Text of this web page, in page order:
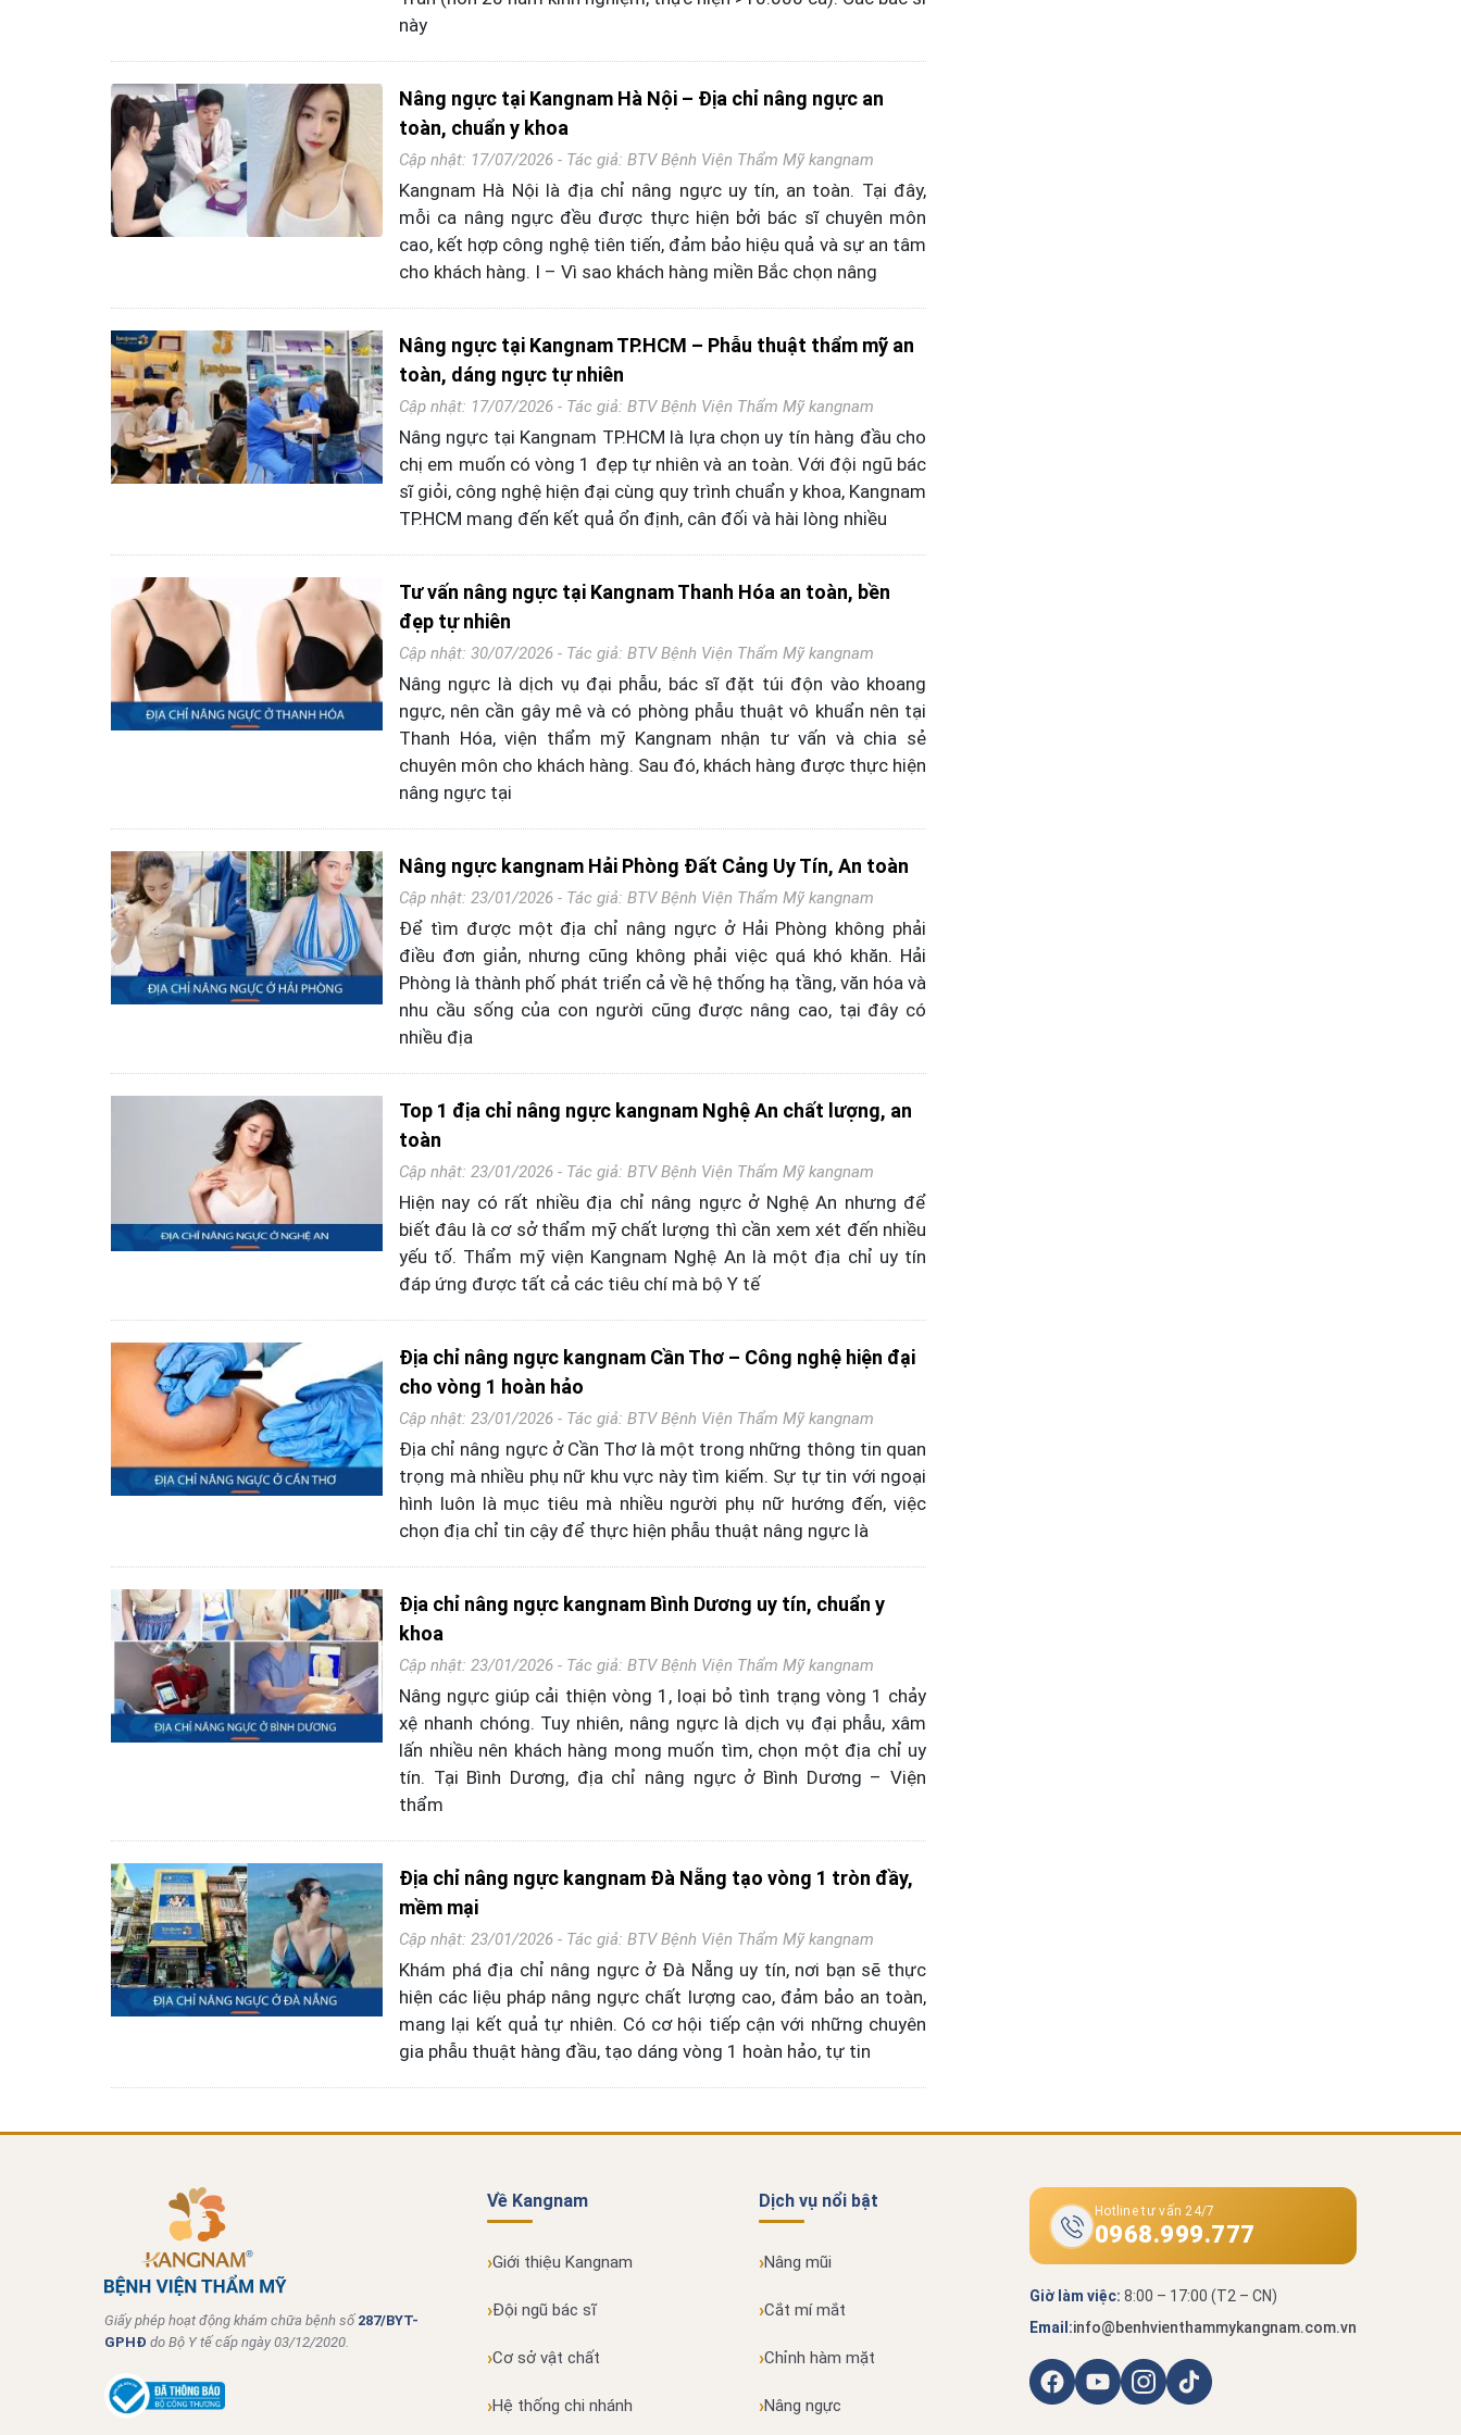
này
Nâng ngực tại Kangnam Hà Nội – Địa chỉ nâng ngực an
toàn, chuẩn y khoa
Cập nhật: 17/07/2026 - Tác giả: BTV Bệnh Viện Thẩm Mỹ kangnam
Kangnam Hà Nội là địa chỉ nâng ngực uy tín, an toàn. Tại đây,
mỗi ca nâng ngực đều được thực hiện bởi bác sĩ chuyên môn
cao, kết hợp công nghệ tiên tiến, đảm bảo hiệu quả và sự an tâm
cho khách hàng. I – Vì sao khách hàng miền Bắc chọn nâng
Nâng ngực tại Kangnam TP.HCM – Phẫu thuật thẩm mỹ an
toàn, dáng ngực tự nhiên
Cập nhật: 17/07/2026 - Tác giả: BTV Bệnh Viện Thẩm Mỹ kangnam
Nâng ngực tại Kangnam TP.HCM là lựa chọn uy tín hàng đầu cho
chị em muốn có vòng 1 đẹp tự nhiên và an toàn. Với đội ngũ bác
sĩ giỏi, công nghệ hiện đại cùng quy trình chuẩn y khoa, Kangnam
TP.HCM mang đến kết quả ổn định, cân đối và hài lòng nhiều
Tư vấn nâng ngực tại Kangnam Thanh Hóa an toàn, bền
đẹp tự nhiên
Cập nhật: 30/07/2026 - Tác giả: BTV Bệnh Viện Thẩm Mỹ kangnam
Nâng ngực là dịch vụ đại phẫu, bác sĩ đặt túi độn vào khoang
ngực, nên cần gây mê và có phòng phẫu thuật vô khuẩn nên tại
Thanh Hóa, viện thẩm mỹ Kangnam nhận tư vấn và chia sẻ
chuyên môn cho khách hàng. Sau đó, khách hàng được thực hiện
nâng ngực tại
Nâng ngực kangnam Hải Phòng Đất Cảng Uy Tín, An toàn
Cập nhật: 23/01/2026 - Tác giả: BTV Bệnh Viện Thẩm Mỹ kangnam
Để tìm được một địa chỉ nâng ngực ở Hải Phòng không phải
điều đơn giản, nhưng cũng không phải việc quá khó khăn. Hải
Phòng là thành phố phát triển cả về hệ thống hạ tầng, văn hóa và
nhu cầu sống của con người cũng được nâng cao, tại đây có
nhiều địa
Top 1 địa chỉ nâng ngực kangnam Nghệ An chất lượng, an
toàn
Cập nhật: 23/01/2026 - Tác giả: BTV Bệnh Viện Thẩm Mỹ kangnam
Hiện nay có rất nhiều địa chỉ nâng ngực ở Nghệ An nhưng để
biết đâu là cơ sở thẩm mỹ chất lượng thì cần xem xét đến nhiều
yếu tố. Thẩm mỹ viện Kangnam Nghệ An là một địa chỉ uy tín
đáp ứng được tất cả các tiêu chí mà bộ Y tế
Địa chỉ nâng ngực kangnam Cần Thơ – Công nghệ hiện đại
cho vòng 1 hoàn hảo
Cập nhật: 23/01/2026 - Tác giả: BTV Bệnh Viện Thẩm Mỹ kangnam
Địa chỉ nâng ngực ở Cần Thơ là một trong những thông tin quan
trọng mà nhiều phụ nữ khu vực này tìm kiếm. Sự tự tin với ngoại
hình luôn là mục tiêu mà nhiều người phụ nữ hướng đến, việc
chọn địa chỉ tin cậy để thực hiện phẫu thuật nâng ngực là
Địa chỉ nâng ngực kangnam Bình Dương uy tín, chuẩn y
khoa
Cập nhật: 23/01/2026 - Tác giả: BTV Bệnh Viện Thẩm Mỹ kangnam
Nâng ngực giúp cải thiện vòng 1, loại bỏ tình trạng vòng 1 chảy
xệ nhanh chóng. Tuy nhiên, nâng ngực là dịch vụ đại phẫu, xâm
lấn nhiều nên khách hàng mong muốn tìm, chọn một địa chỉ uy
tín. Tại Bình Dương, địa chỉ nâng ngực ở Bình Dương – Viện
thẩm
Địa chỉ nâng ngực kangnam Đà Nẵng tạo vòng 1 tròn đầy,
mềm mại
Cập nhật: 23/01/2026 - Tác giả: BTV Bệnh Viện Thẩm Mỹ kangnam
Khám phá địa chỉ nâng ngực ở Đà Nẵng uy tín, nơi bạn sẽ thực
hiện các liệu pháp nâng ngực chất lượng cao, đảm bảo an toàn,
mang lại kết quả tự nhiên. Có cơ hội tiếp cận với những chuyên
gia phẫu thuật hàng đầu, tạo dáng vòng 1 hoàn hảo, tự tin
Giấy phép hoạt động khám chữa bệnh số 287/BYT-
GPHĐ do Bộ Y tế cấp ngày 03/12/2020.
Về Kangnam
Giới thiệu Kangnam
Đội ngũ bác sĩ
Cơ sở vật chất
Hệ thống chi nhánh
Dịch vụ nổi bật
Nâng mũi
Cắt mí mắt
Chỉnh hàm mặt
Nâng ngực
Hotline tư vấn 24/7
0968.999.777
Giờ làm việc: 8:00 – 17:00 (T2 – CN)
Email:info@benhvienthammykangnam.com.vn